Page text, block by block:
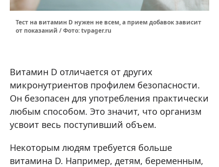
Тест на витамин D нужен не всем, а прием добавок зависит
от показаний / Фото: tvpager.ru
Витамин D отличается от других
микронутриентов профилем безопасности.
Он безопасен для употребления практически
любым способом. Это значит, что организм
усвоит весь поступивший объем.
Некоторым людям требуется больше
витамина D. Например, детям, беременным,